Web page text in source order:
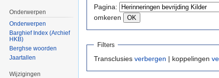
Pagina:
omkeren
Filters
Transclusies verbergen | koppelingen
Onderwerpen
Onderwerpen
Barghief Index (Archief
HKB)
Berghse woorden
Jaartallen
Wijzigingen